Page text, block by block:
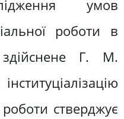
умов
роботи в
Г. М.
роботи стверджує